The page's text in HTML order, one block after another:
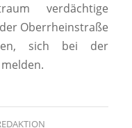
verdächtige
Oberrheinstraße
sich bei der